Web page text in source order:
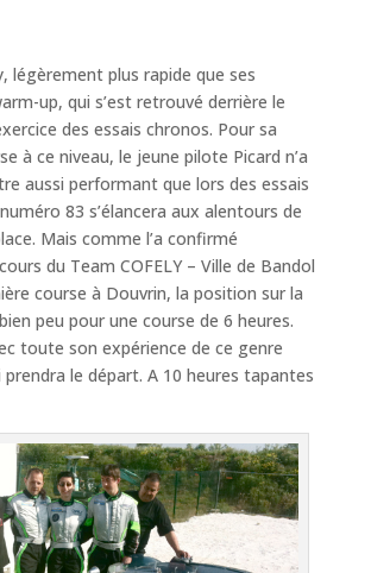
légèrement plus rapide que ses
up, qui s’est retrouvé derrière le
des essais chronos. Pour sa
à ce niveau, le jeune pilote Picard n’a
aussi performant que lors des essais
83 s’élancera aux alentours de
Mais comme l’a confirmé
du Team COFELY – Ville de Bandol
course à Douvrin, la position sur la
peu pour une course de 6 heures.
toute son expérience de ce genre
prendra le départ. A 10 heures tapantes